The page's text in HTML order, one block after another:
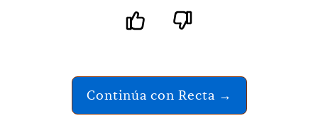
Continúa con Recta →